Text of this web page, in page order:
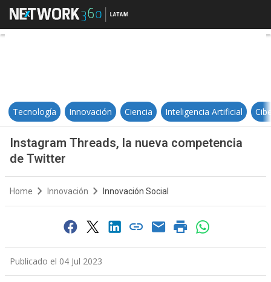
Instagram Threads, la nueva
Tecnología Innovación Ciencia Inteligencia Artificial
Instagram Threads, la nueva competencia
de Twitter
Home Innovación Innovación Social
Publicado el 04 Jul 2023